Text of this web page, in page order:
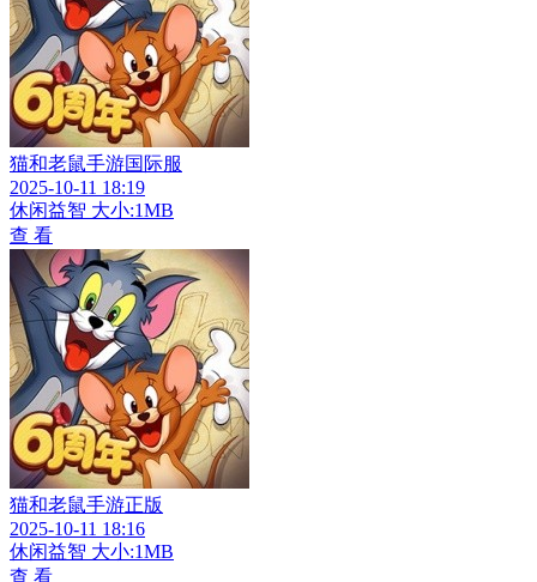
猫和老鼠手游国际服
2025-10-11 18:19
休闲益智 大小:1MB
查 看
猫和老鼠手游正版
2025-10-11 18:16
休闲益智 大小:1MB
查 看